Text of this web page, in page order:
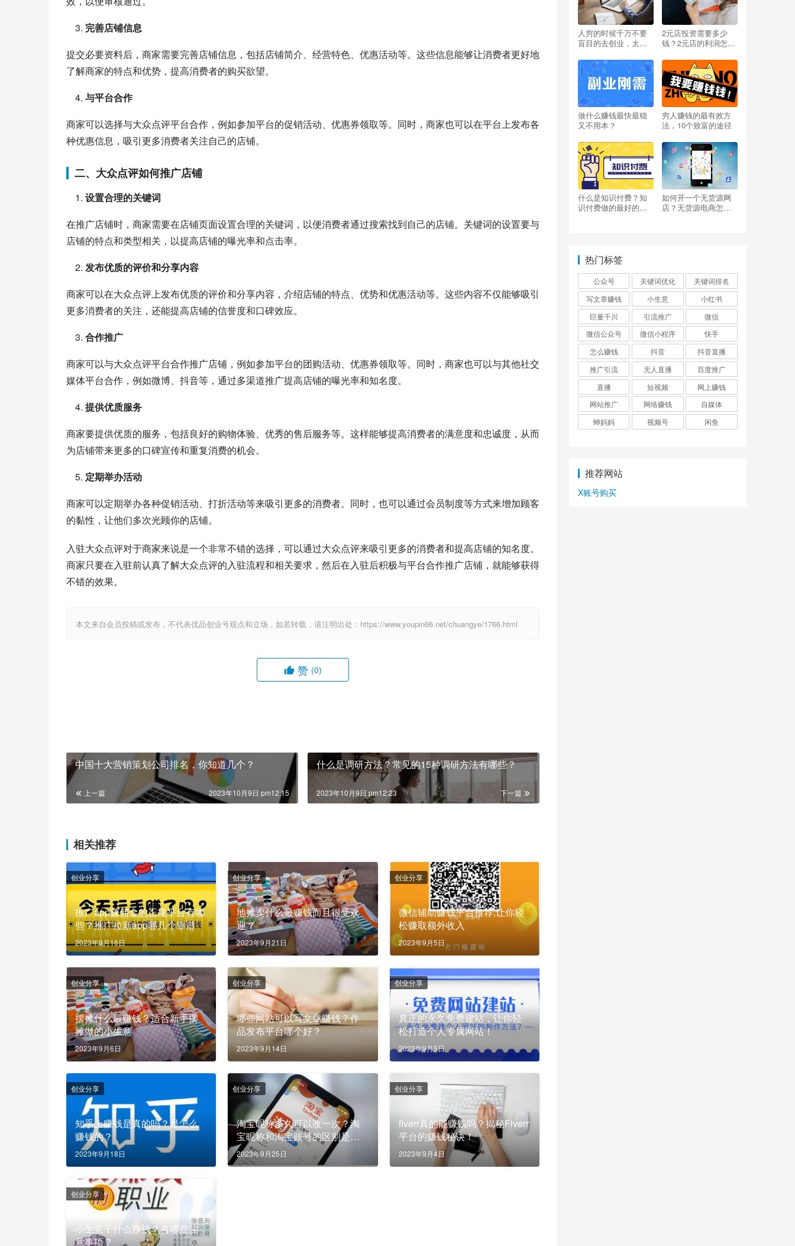
完善店铺信息
提交必要资料后，商家需要完善店铺信息，包括店铺简介、经营特色、优惠活动等。这些信息能够让消费者更好地
了解商家的特点和优势，提高消费者的购买欲望。
与平台合作
商家可以选择与大众点评平台合作，例如参加平台的促销活动、优惠券领取等。同时，商家也可以在平台上发布各
种优惠信息，吸引更多消费者关注自己的店铺。
二、大众点评如何推广店铺
设置合理的关键词
在推广店铺时，商家需要在店铺页面设置合理的关键词，以便消费者通过搜索找到自己的店铺。关键词的设置要与
店铺的特点和类型相关，以提高店铺的曝光率和点击率。
发布优质的评价和分享内容
商家可以在大众点评上发布优质的评价和分享内容，介绍店铺的特点、优势和优惠活动等。这些内容不仅能够吸引
更多消费者的关注，还能提高店铺的信誉度和口碑效应。
合作推广
商家可以与大众点评平台合作推广店铺，例如参加平台的团购活动、优惠券领取等。同时，商家也可以与其他社交
媒体平台合作，例如微博、抖音等，通过多渠道推广提高店铺的曝光率和知名度。
提供优质服务
商家要提供优质的服务，包括良好的购物体验、优秀的售后服务等。这样能够提高消费者的满意度和忠诚度，从而
为店铺带来更多的口碑宣传和重复消费的机会。
定期举办活动
商家可以定期举办各种促销活动、打折活动等来吸引更多的消费者。同时，也可以通过会员制度等方式来增加顾客
的黏性，让他们多次光顾你的店铺。
入驻大众点评对于商家来说是一个非常不错的选择，可以通过大众点评来吸引更多的消费者和提高店铺的知名度。
商家只要在入驻前认真了解大众点评的入驻流程和相关要求，然后在入驻后积极与平台合作推广店铺，就能够获得
不错的效果。
本文来自会员投稿或发布，不代表优品创业号观点和立场，如若转载，请注明出处：https://www.youpin66.net/chuangye/1766.html
赞 (0)
中国十大营销策划公司排名，你知道几个？
上一篇 2023年10月9日 pm12:15
什么是调研方法？常见的15种调研方法有哪些？
下一篇
2023年10月9日 pm12:23
相关推荐
推广app赚佣金的正规平台有哪
些？推广拉新app哪几个靠谱
2023年9月16日
创业分享
地摊卖什么最赚钱而且很受欢
迎？
2023年9月21日
创业分享
微信辅助赚钱平台推荐,让你轻
松赚取额外收入
2023年9月5日
创业分享
摆摊什么最赚钱？适合新手摆
摊做的小生意
2023年9月6日
创业分享
哪些网站可以写文章赚钱？作
品发布平台哪个好？
2023年9月14日
创业分享
真正的永久免费建站，让你轻
松打造个人专属网站！
2023年9月5日
创业分享
知乎上赚钱是真的吗？是怎么
赚钱的？
2023年9月18日
创业分享
淘宝昵称多久可以改一次？淘
宝昵称和淘宝账号的区别是什
么？
2023年9月25日
创业分享
fiverr真的能赚钱吗？揭秘Fiverr
平台的赚钱秘诀！
2023年9月4日
创业分享
小生意干什么挣钱？有哪些注
意事项？
创业分享
人穷的时候千万不要
盲目的去创业，太扎
2元店投资需要多少
钱？2元店的利润怎么
钱？
做什么赚钱最快最稳
又不用本？
穷人赚钱的最有效方
法，10个致富的途径
什么是知识付费？知
识付费做的最好的平
如何开一个无货源网
店？无货源电商怎么
热门标签
公众号 关键词优化
关键词排名
写文章赚钱
小生意
小红书
巨量千川
引流推广
微信
微信公众号
微信小程序
快手
怎么赚钱
抖音
抖音直播
推广引流
无人直播
百度推广
直播
短视频
网上赚钱
网站推广
网络赚钱
自媒体
蝉妈妈
视频号 闲鱼
推荐网站
X账号购买